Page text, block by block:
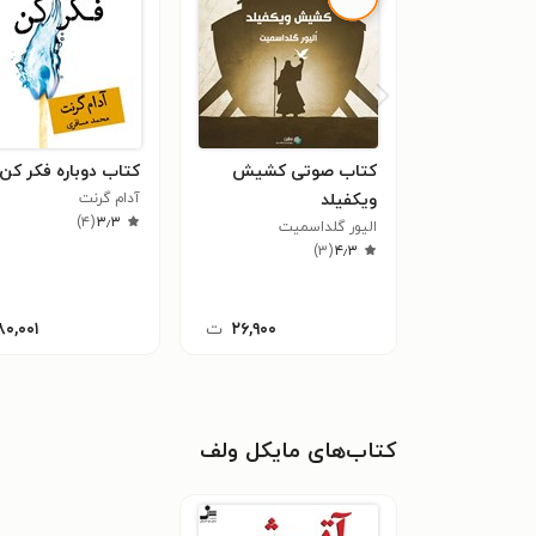
کتاب صوتی کشیش
ویکفیلد
الیور گلداسمیت
۴٫۳(۳)
۲۶,۹۰۰ ت
کتاب دوباره فکر کن
آدام گرنت
۳٫۳(۴)
کتاب‌های مایکل ولف